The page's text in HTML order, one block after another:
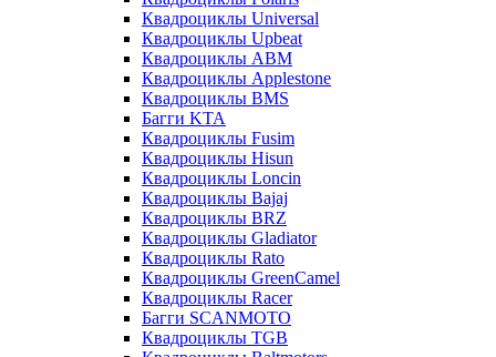
Квадроциклы Universal
Квадроциклы Upbeat
Квадроциклы ABM
Квадроциклы Applestone
Квадроциклы BMS
Багги KTA
Квадроциклы Fusim
Квадроциклы Hisun
Квадроциклы Loncin
Квадроциклы Bajaj
Квадроциклы BRZ
Квадроциклы Gladiator
Квадроциклы Rato
Квадроциклы GreenCamel
Квадроциклы Racer
Багги SCANMOTO
Квадроциклы TGB